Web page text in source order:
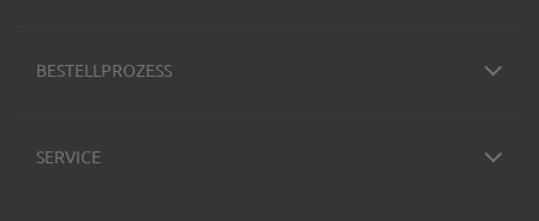
BESTELLPROZESS
SERVICE